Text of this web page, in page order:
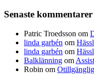
Senaste kommentarer
Patric Troedsson om
linda garbén om
linda garbén om
Balklänning om
Robin om